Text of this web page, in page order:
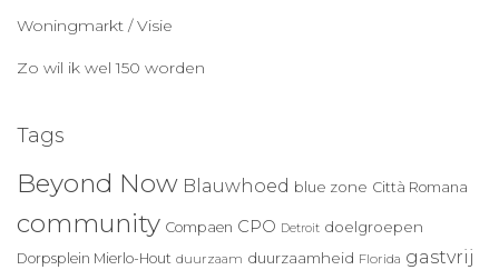
Woningmarkt / Visie
Zo wil ik wel 150 worden
Tags
Beyond Now Blauwhoed blue zone Città Romana
community Compaen CPO Detroit doelgroepen
Dorpsplein Mierlo-Hout duurzaam duurzaamheid Florida gastvrij